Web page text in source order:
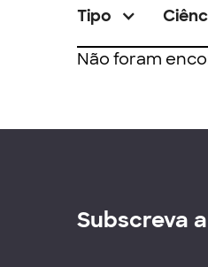
Tipo
Não foram
Subscreva